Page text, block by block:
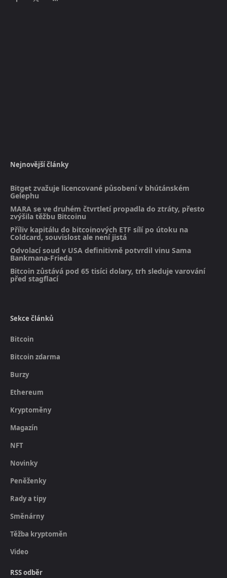
Nejnovější články
Bitget zvažuje licencované působení v bhútánském
Gelephu
MARA se ve druhém čtvrtletí propadla do ztráty, přesto
zvýšila těžbu Bitcoinu
Příliv kapitálu do bitcoinových ETF sílí po útoku na
Coldcard, souvislost ale není jistá
Odvolací soud v USA definitivně potvrdil vinu Sama
Bankmana-Frieda
Bitcoin zůstává pod 65 tisíci dolary, trh sleduje varování
před stagflací
Sekce článků
Bitcoin
Bitcoin zdarma
Burzy
Ethereum
Kryptoměny
Magazín
NFT
Novinky
Peněženky
Rady a tipy
Směnárny
Těžba kryptoměn
Video
RSS odběr